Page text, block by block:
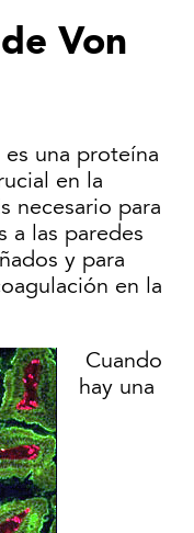
Von
una proteína
en la
necesario para
a las paredes
y para
en la
Cuando
hay una